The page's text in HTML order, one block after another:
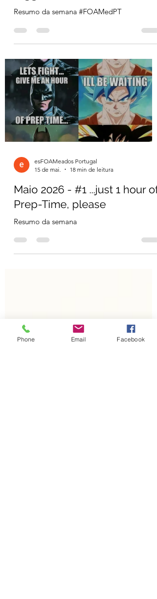
3 de jun.
14 min de leitura
Maio 2026 - #3 Gold
Diggitálicos
Resumo da semana #FOAMedPT
15 de mai.
18 min de leitura
Maio 2026 - #1 ...just 1 hour of
Prep-Time, please
Phone Email Facebook